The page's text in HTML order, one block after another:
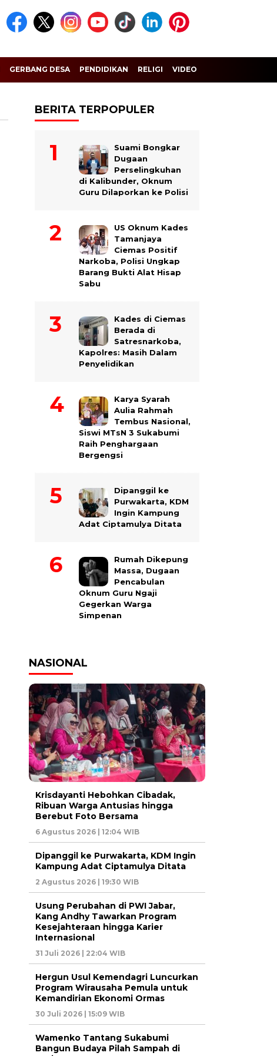
GERBANG DESA PENDIDIKAN RELIGI VIDEO
BERITA TERPOPULER
Suami Bongkar
Dugaan
Perselingkuhan
di Kalibunder, Oknum
Guru Dilaporkan ke Polisi
US Oknum Kades
Tamanjaya
Ciemas Positif
Narkoba, Polisi Ungkap
Barang Bukti Alat Hisap
Sabu
Kades di Ciemas
Berada di
Satresnarkoba,
Kapolres: Masih Dalam
Penyelidikan
Karya Syarah
Aulia Rahmah
Tembus Nasional,
Siswi MTsN 3 Sukabumi
Raih Penghargaan
Bergengsi
Dipanggil ke
Purwakarta, KDM
Ingin Kampung
Adat Ciptamulya Ditata
Rumah Dikepung
Massa, Dugaan
Pencabulan
Oknum Guru Ngaji
Gegerkan Warga
Simpenan
NASIONAL
Krisdayanti Hebohkan Cibadak,
Ribuan Warga Antusias hingga
Berebut Foto Bersama
6 Agustus 2026 | 12:04 WIB
Dipanggil ke Purwakarta, KDM Ingin
Kampung Adat Ciptamulya Ditata
2 Agustus 2026 | 19:30 WIB
Usung Perubahan di PWI Jabar,
Kang Andhy Tawarkan Program
Kesejahteraan hingga Karier
Internasional
31 Juli 2026 | 22:04 WIB
Hergun Usul Kemendagri Luncurkan
Program Wirausaha Pemula untuk
Kemandirian Ekonomi Ormas
30 Juli 2026 | 15:09 WIB
Wamenko Tantang Sukabumi
Bangun Budaya Pilah Sampah di